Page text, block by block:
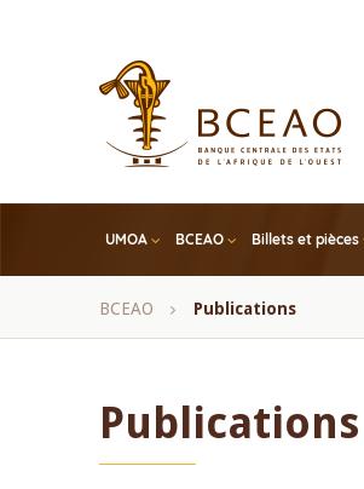
UMOA BCEAO Billets et pièces
Fil
BCEAO Publications
Publications